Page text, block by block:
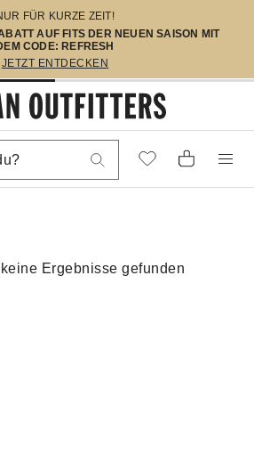
FÜR KURZE ZEIT!
AUF FITS DER NEUEN SAISON MIT
CODE: REFRESH
JETZT ENTDECKEN
Ergebnisse gefunden